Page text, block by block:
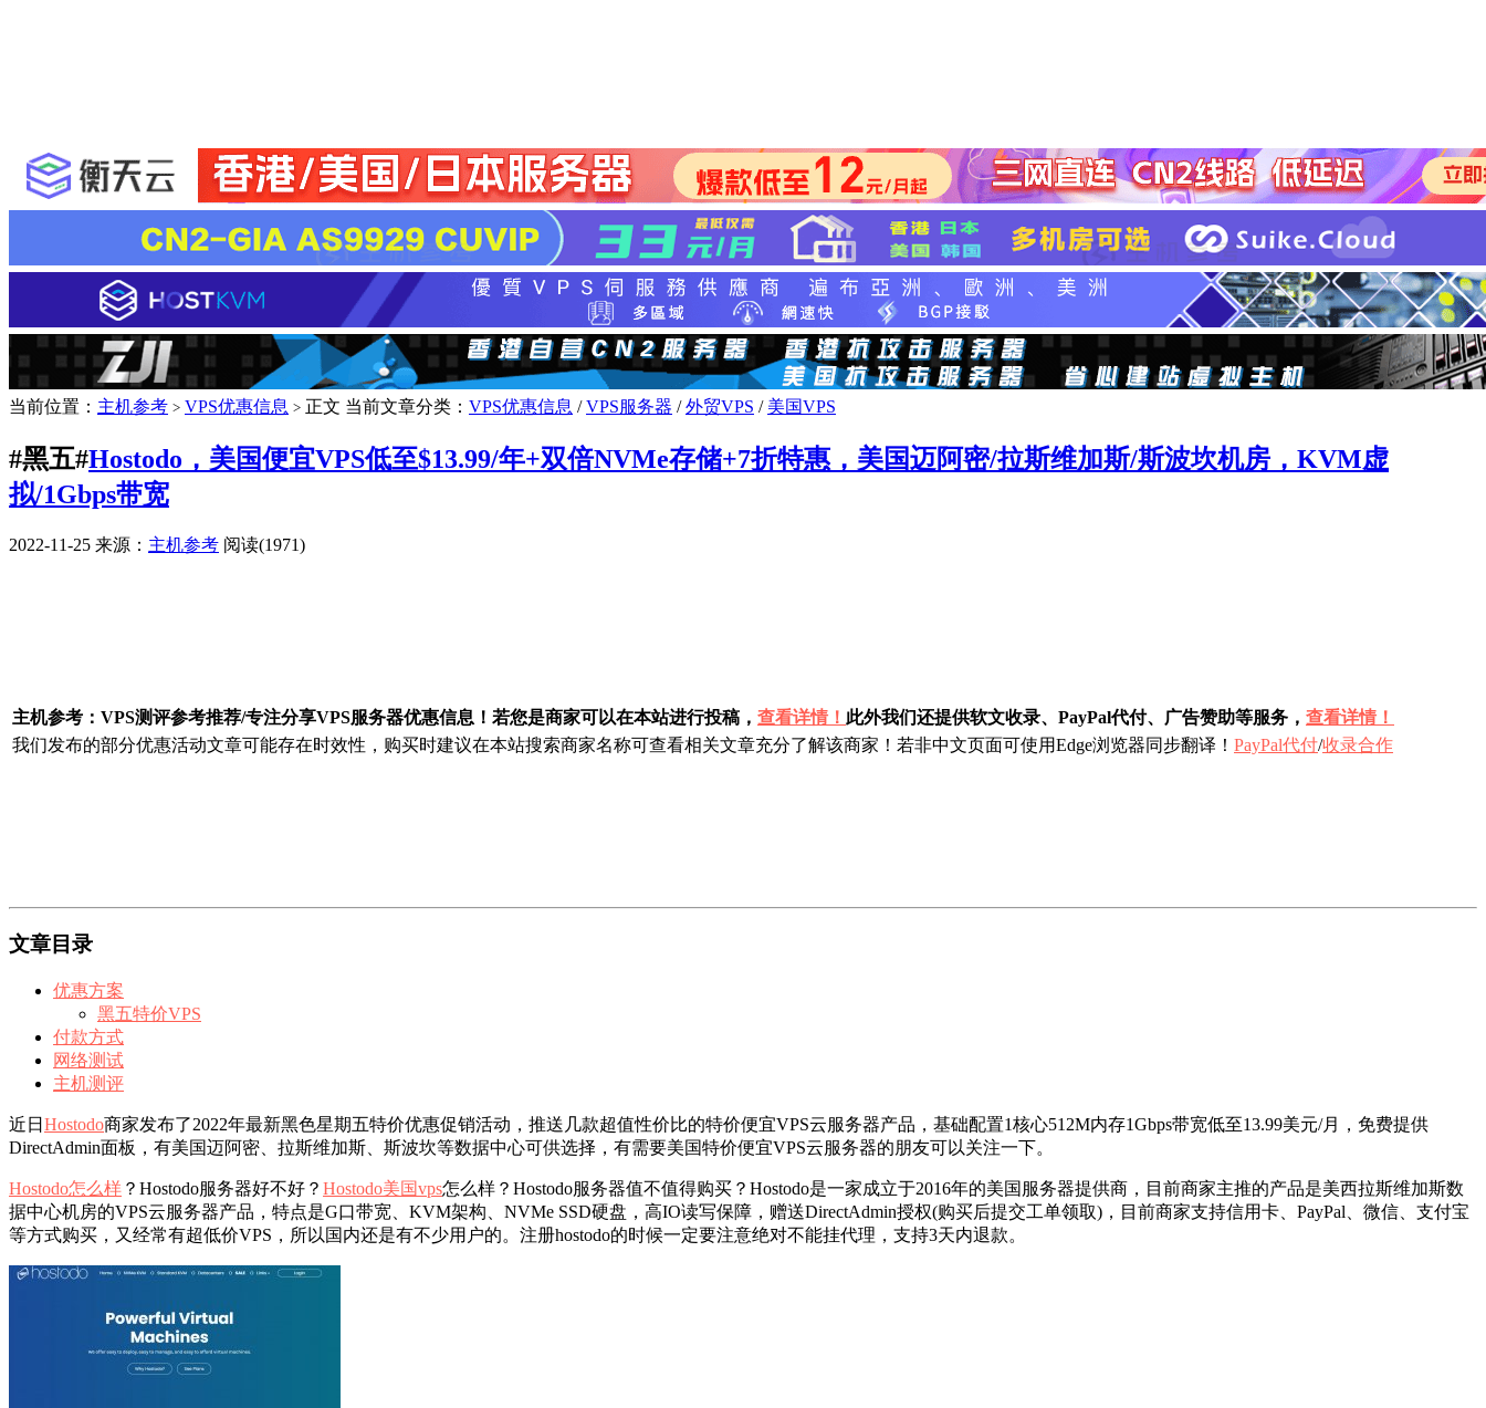
当前位置： 主机参考 > VPS优惠信息 > 正文 当前文章分类： VPS优惠信息 /VPS服务器 /外贸VPS / 美国VPS
#黑五#Hostodo，美国便宜VPS低至$13.99/年+双倍NVMe存储+7折特惠，美国迈阿密/拉斯维加斯/斯波坎机房，KVM虚
拟/1Gbps带宽
2022-11-25 来源： 主机参考 阅读(1971)
主机参考：VPS测评参考推荐/专注分享VPS服务器优惠信息！若您是商家可以在本站进行投稿， 查看详情！ 此外我们还提供软文收录、PayPal代付、广告赞助等服务， 查看详情！
我们发布的部分优惠活动文章可能存在时效性，购买时建议在本站搜索商家名称可查看相关文章充分了解该商家！若非中文页面可使用Edge浏览器同步翻译！ PayPal代付/收录合作
文章目录
优惠方案
黑五特价VPS
付款方式
网络测试
主机测评
近日 Hostodo商家发布了2022年最新黑色星期五特价优惠促销活动，推送几款超值性价比的特价便宜VPS云服务器产品，基础配置1核心512M内存1Gbps带宽低至13.99美元/月，免费提供
DirectAdmin面板，有美国迈阿密、拉斯维加斯、斯波坎等数据中心可供选择，有需要美国特价便宜VPS云服务器的朋友可以关注一下。
Hostodo怎么样 ？Hostodo服务器好不好？ Hostodo美国vps怎么样？Hostodo服务器值不值得购买？Hostodo是一家成立于2016年的美国服务器提供商，目前商家主推的产品是美西拉斯维加斯数
据中心机房的VPS云服务器产品，特点是G口带宽、KVM架构、NVMe SSD硬盘，高IO读写保障，赠送DirectAdmin授权(购买后提交工单领取)，目前商家支持信用卡、PayPal、微信、支付宝
等方式购买，又经常有超低价VPS，所以国内还是有不少用户的。注册hostodo的时候一定要注意绝对不能挂代理，支持3天内退款。